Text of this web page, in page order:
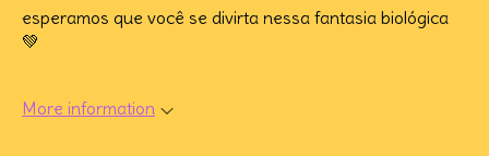
esperamos que você se divirta nessa fantasia biológica
💚
More information